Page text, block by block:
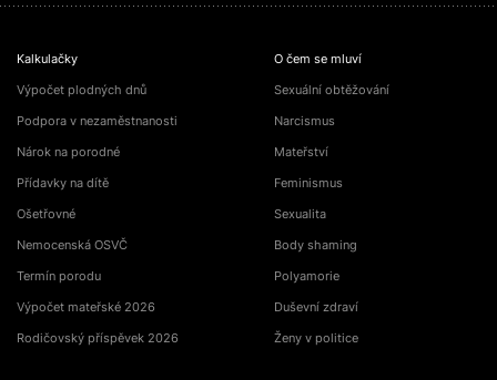
Kalkulačky
Výpočet plodných dnů
Podpora v nezaměstnanosti
Nárok na porodné
Přídavky na dítě
Ošetřovné
Nemocenská OSVČ
Termín porodu
Výpočet mateřské 2026
Rodičovský příspěvek 2026
O čem se mluví
Sexuální obtěžování
Narcismus
Mateřství
Feminismus
Sexualita
Body shaming
Polyamorie
Duševní zdraví
Ženy v politice